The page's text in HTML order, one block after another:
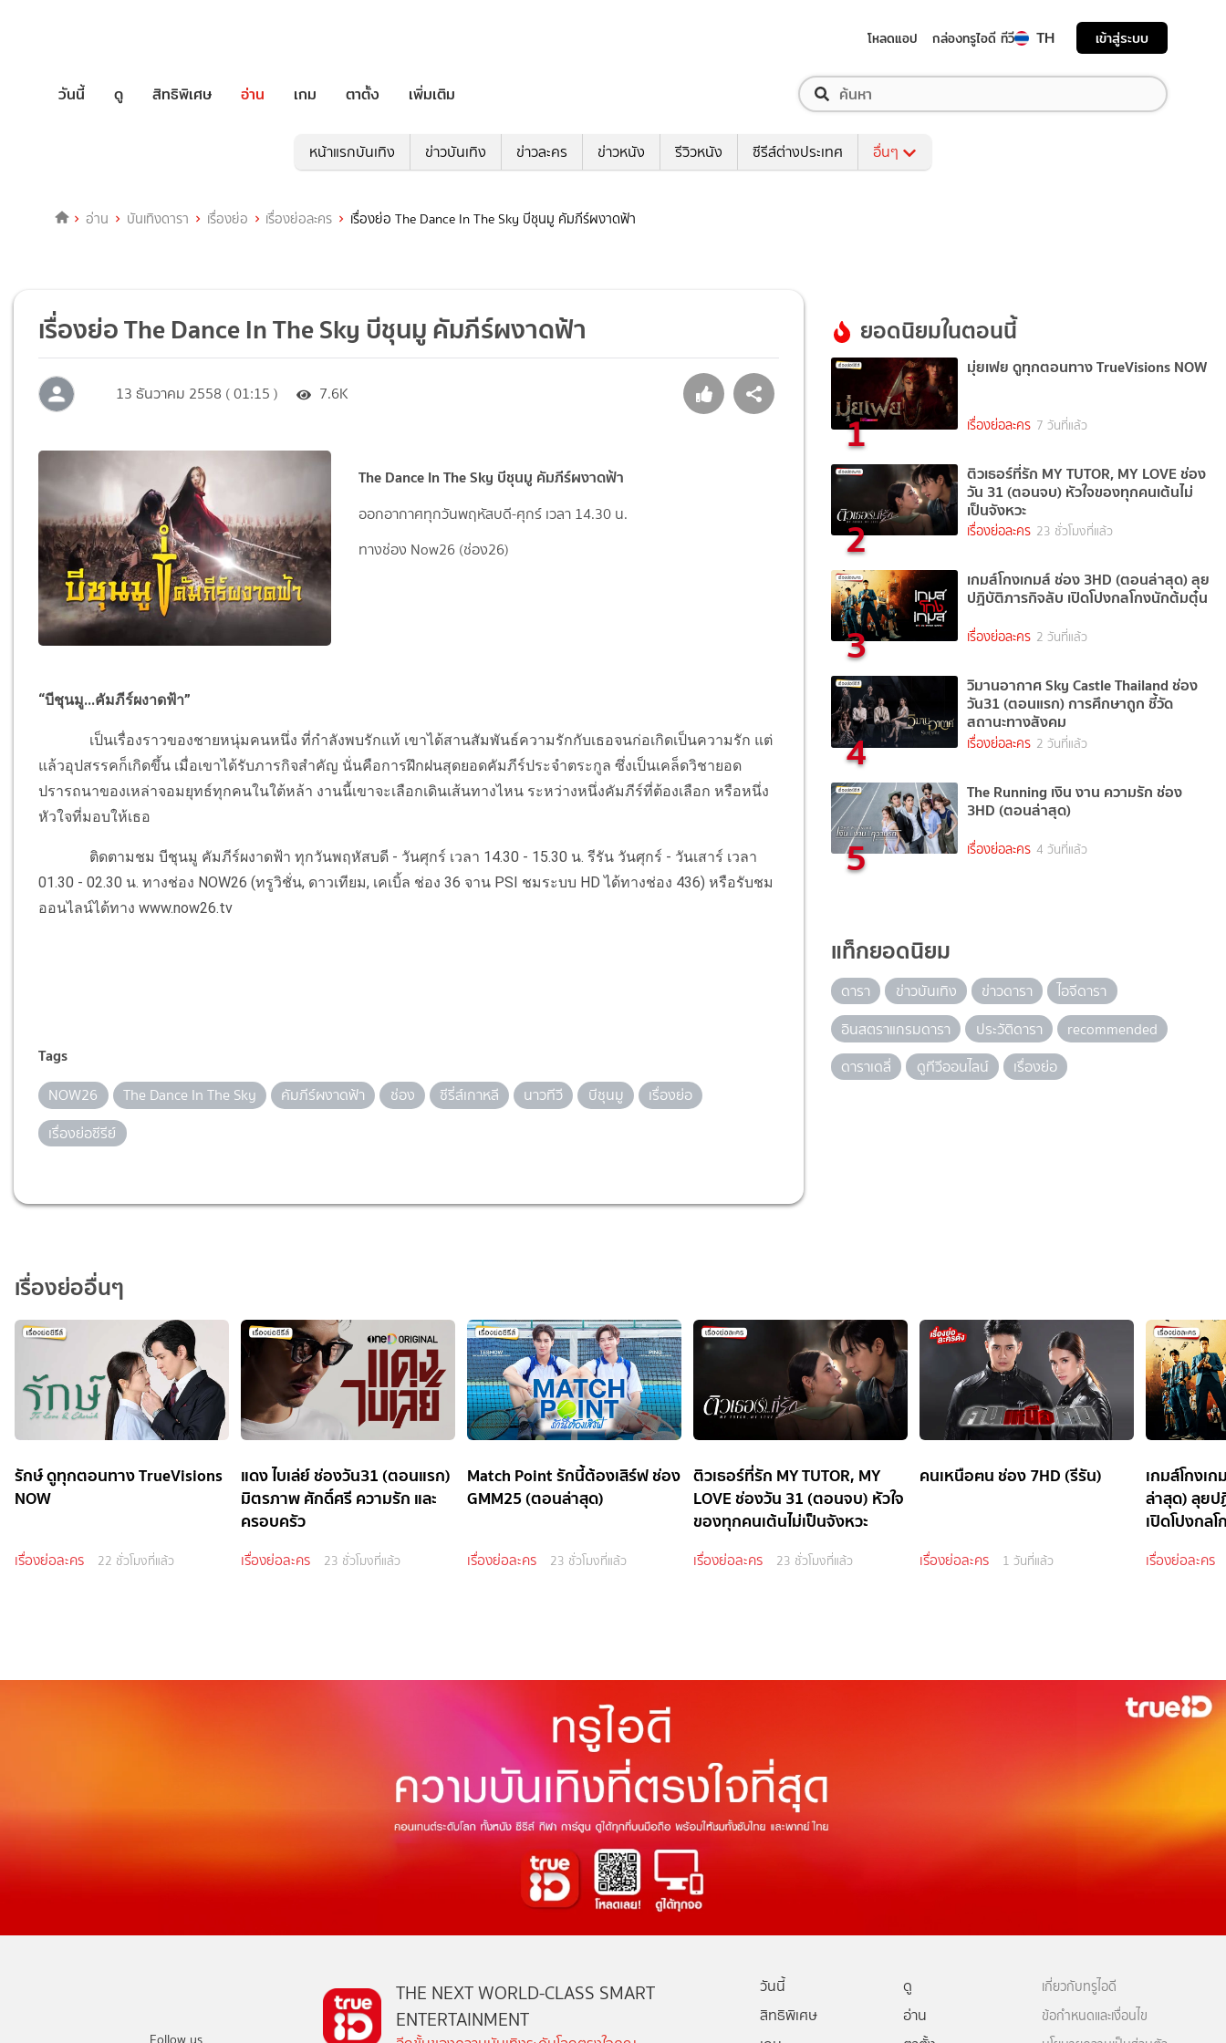
โหลดแอป กล่องทรูไอดี ทีวี TH เข้าสู่ระบบ
วันนี้ ดู สิทธิพิเศษ อ่าน เกม ตาตั้ง เพิ่มเติม
หน้าแรกบันเทิง ข่าวบันเทิง ข่าวละคร ข่าวหนัง รีวิวหนัง ซีรีส์ต่างประเทศ อื่นๆ
อ่าน บันเทิงดารา เรื่องย่อ เรื่องย่อละคร เรื่องย่อ The Dance In The Sky บีชุนมู คัมภีร์ผงาดฟ้า
เรื่องย่อ The Dance In The Sky บีชุนมู คัมภีร์ผงาดฟ้า
13 ธันวาคม 2558 ( 01:15 ) 7.6K
The Dance In The Sky บีชุนมู คัมภีร์ผงาดฟ้า
ออกอากาศทุกวันพฤหัสบดี-ศุกร์ เวลา 14.30 น.
ทางช่อง Now26 (ช่อง26)
“บีชุนมู...คัมภีร์ผงาดฟ้า”
เป็นเรื่องราวของชายหนุ่มคนหนึ่ง ที่กำลังพบรักแท้ เขาได้สานสัมพันธ์ความรักกับเธอจนก่อเกิดเ­ป็นความรัก แต่
แล้วอุปสรรคก็เกิดขึ้น เมื่อเขาได้รับภารกิจสำคัญ นั่นคือการฝึกฝนสุดยอดคัมภีร์ประจำตระกูล ซึ่งเป็นเคล็ดวิชายอด
ปรารถนาของเหล่าจอมยุ­ทธ์ทุกคนในใต้หล้า งานนี้เขาจะเลือกเดินเส้นทางไหน ระหว่างหนึ่งคัมภีร์ที่ต้องเลือก หรือหนึ่ง
หัวใจที่มอบให้เธอ
ติดตามชม บีชุนมู คัมภีร์ผงาดฟ้า ทุกวันพฤหัสบดี - วันศุกร์ เวลา 14.30 - 15.30 น. รีรัน วันศุกร์ - วันเสาร์ เวลา
01.30 - 02.30 น. ทางช่อง NOW26 (ทรูวิชั่น, ดาวเทียม, เคเบิ้ล ช่อง 36 จาน PSI ชมระบบ HD ได้ทางช่อง 436) หรือรับชม
ออนไลน์ได้ทาง www.now26.tv
Tags
NOW26 The Dance In The Sky คัมภีร์ผงาดฟ้า ช่อง ซีรี่ส์เกาหลี นาวทีวี บีชุนมู
เรื่องย่อ
เรื่องย่อซีรีย์
ยอดนิยมในตอนนี้
1
มุ่ยเฟย ดูทุกตอนทาง TrueVisions NOW
เรื่องย่อละคร 7 วันที่แล้ว
2
ติวเธอร์ที่รัก MY TUTOR, MY LOVE ช่อง
วัน 31 (ตอนจบ) หัวใจของทุกคนเต้นไม่
เป็นจังหวะ
เรื่องย่อละคร 23 ชั่วโมงที่แล้ว
3
เกมส์โกงเกมส์ ช่อง 3HD (ตอนล่าสุด) ลุย
ปฏิบัติภารกิจลับ เปิดโปงกลโกงนักต้มตุ๋น
เรื่องย่อละคร 2 วันที่แล้ว
4
วิมานอากาศ Sky Castle Thailand ช่อง
วัน31 (ตอนแรก) การศึกษาถูก ชี้วัด
สถานะทางสังคม
เรื่องย่อละคร 2 วันที่แล้ว
5
The Running เงิน งาน ความรัก ช่อง
3HD (ตอนล่าสุด)
เรื่องย่อละคร 4 วันที่แล้ว
แท็กยอดนิยม
ดารา ข่าวบันเทิง ข่าวดารา
ไอจีดารา
อินสตราแกรมดารา
ประวัติดารา
recommended
ดาราเดลี่
ดูทีวีออนไลน์ เรื่องย่อ
เรื่องย่ออื่นๆ
รักษ์ ดูทุกตอนทาง TrueVisions
NOW
เรื่องย่อละคร 22 ชั่วโมงที่แล้ว
แดง ไบเล่ย์ ช่องวัน31 (ตอนแรก)
มิตรภาพ ศักดิ์ศรี ความรัก และ
ครอบครัว
เรื่องย่อละคร 23 ชั่วโมงที่แล้ว
Match Point รักนี้ต้องเสิร์ฟ ช่อง
GMM25 (ตอนล่าสุด)
เรื่องย่อละคร 23 ชั่วโมงที่แล้ว
ติวเธอร์ที่รัก MY TUTOR, MY
LOVE ช่องวัน 31 (ตอนจบ) หัวใจ
ของทุกคนเต้นไม่เป็นจังหวะ
เรื่องย่อละคร 23 ชั่วโมงที่แล้ว
คนเหนือฅน ช่อง 7HD (รีรัน)
เรื่องย่อละคร 1 วันที่แล้ว
เกมส์โกงเ
ล่าสุด) ลุย
เปิดโปงกล
เรื่องย่อละคร
THE NEXT WORLD-CLASS SMART
ENTERTAINMENT
วันนี้
ดู
สิทธิพิเศษ
อ่าน
เกี่ยวกับทรูไอดี
ข้อกำหนดและเงื่อนไข